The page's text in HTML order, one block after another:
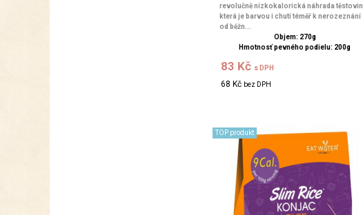
revolučně nízkokalorická náhrada těstovin,
která je barvou i chutí téměř k nerozeznání
od běžn...
Objem: 270g
Hmotnosť pevného podielu: 200g
83 Kč s DPH
68 Kč bez DPH
TOP produkt